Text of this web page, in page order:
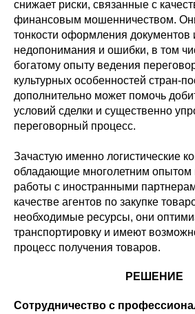
снижает риски, связанные с
финансовым мошенничеством.
тонкости оформления
недопонимания и ошибки, в том
богатому опыту ведения
культурных особенностей стран-
дополнительно может помочь
условий сделки и существенно
переговорный процесс.
Зачастую именно логистические
обладающие многолетним опытом
работы с иностранными
качестве агентов по закупке
необходимые ресурсы, они
транспортировку и имеют
процесс получения товаров.
РЕШЕНИЕ
Сотрудничество с